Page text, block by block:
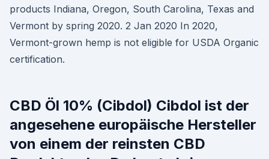
products Indiana, Oregon, South Carolina, Texas and
Vermont by spring 2020. 2 Jan 2020 In 2020,
Vermont-grown hemp is not eligible for USDA Organic
certification.
CBD Öl 10% (Cibdol) Cibdol ist der
angesehene europäische Hersteller
von einem der reinsten CBD